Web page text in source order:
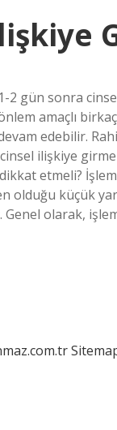
2 gün sonra
amaçlı
edebilir.
ilişkiye girme
etmeli?
olduğu küçük
Genel olarak,